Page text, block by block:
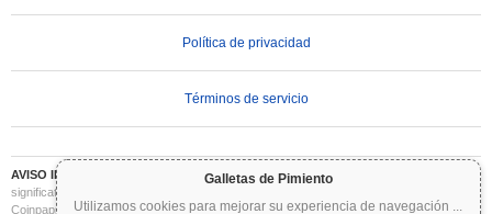
Galletas de Pimiento
Utilizamos cookies para mejorar su experiencia de navegación ...
Política de privacidad
Términos de servicio
AVISO IMPORTANTE:
Las criptomonedas son altamente volátiles e implican un riesgo
significativo. Puede perder parte o la totalidad de su inversión. Toda la información en
Coinpaprika se proporciona únicamente con fines informativos y no constituye